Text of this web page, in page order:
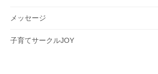
メッセージ
子育てサークルJOY